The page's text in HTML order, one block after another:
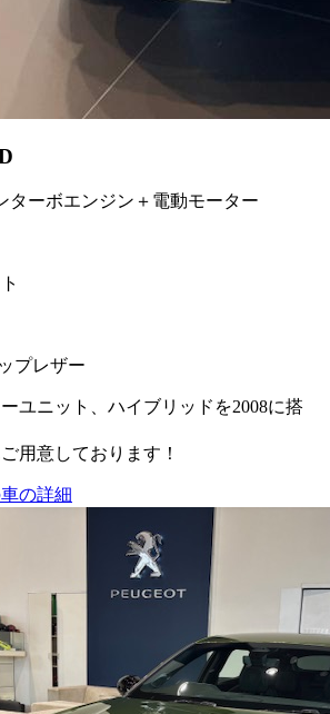
ターボエンジン＋電動モーター
プレザー
ユニット、ハイブリッドを2008に搭
用意しております！
の詳細